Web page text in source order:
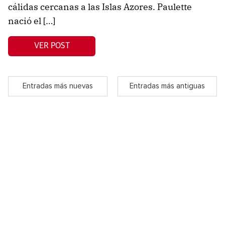
cálidas cercanas a las Islas Azores. Paulette
nació el […]
VER POST
Entradas más nuevas Entradas más antiguas